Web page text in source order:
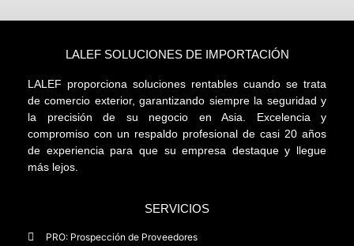
LALEF SOLUCIONES DE IMPORTACIÓN
LALEF proporciona soluciones rentables cuando se trata
de comercio exterior, garantizando siempre la seguridad y
la precisión de su negocio en Asia. Excelencia y
compromiso con un respaldo profesional de casi 20 años
de experiencia para que su empresa destaque y llegue
más lejos.
SERVICIOS
PRO: Prospección de Proveedores